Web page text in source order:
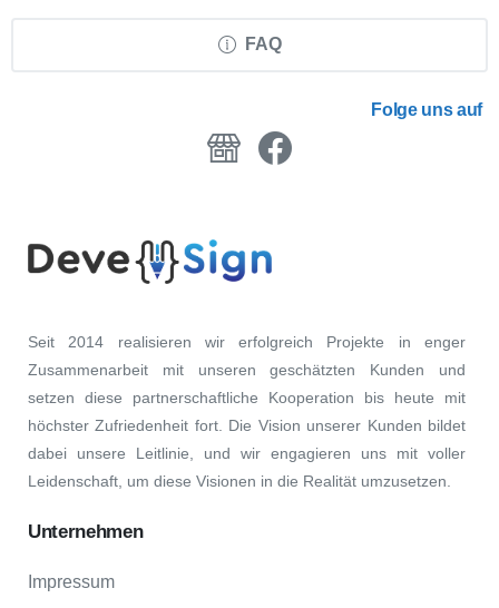
FAQ
Folge uns auf
Seit 2014 realisieren wir erfolgreich Projekte in enger
Zusammenarbeit mit unseren geschätzten Kunden und
setzen diese partnerschaftliche Kooperation bis heute mit
höchster Zufriedenheit fort. Die Vision unserer Kunden bildet
dabei unsere Leitlinie, und wir engagieren uns mit voller
Leidenschaft, um diese Visionen in die Realität umzusetzen.
Unternehmen
Impressum